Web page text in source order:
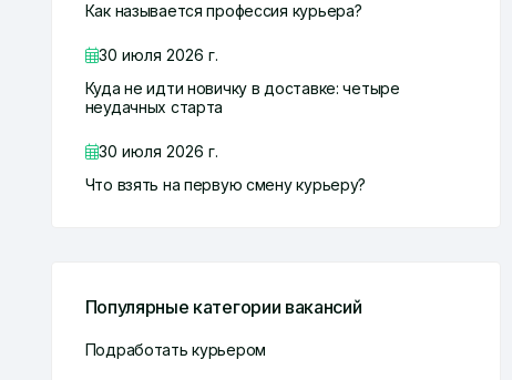
Как называется профессия курьера?
30 июля 2026 г.
Куда не идти новичку в доставке: четыре
неудачных старта
30 июля 2026 г.
Что взять на первую смену курьеру?
Популярные категории вакансий
Подработать курьером